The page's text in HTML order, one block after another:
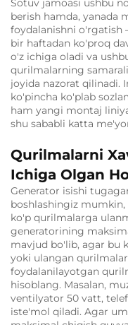
Sotuv jamoasi ushbu
berish hamda, yanada
foydalanishni
bir haftadan ko'proq
o'z ichiga oladi va
qurilmalarning
joyida nazorat qilinadi.
ko'pincha ko'plab
ham yangi montaj
shu sababli katta
Qurilmalarni
Ichiga Olgan
Generator isishi
boshlashingiz
ko'p qurilmalarga
generatorining
mavjud bo'lib, agar bu
yoki ulangan
foydalanilayotgan
hisoblang. Masalan,
ventilyator 50 vatt,
iste'mol qiladi. Agar